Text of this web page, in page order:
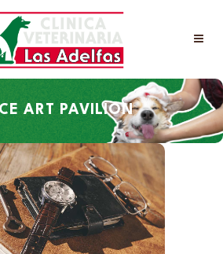
ART PAVILION